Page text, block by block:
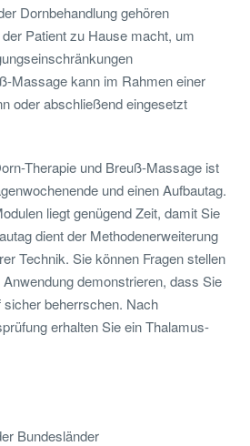
Dornbehandlung gehören
Patient zu Hause macht, um
Massage kann im Rahmen einer
oder abschließend eingesetzt
Therapie und Breuß-Massage ist
und einen Aufbautag.
liegt genügend Zeit, damit Sie
dient der Methodenerweiterung
Technik. Sie können Fragen stellen
demonstrieren, dass Sie
sicher beherrschen. Nach
erhalten Sie ein Thalamus-
Bundesländer